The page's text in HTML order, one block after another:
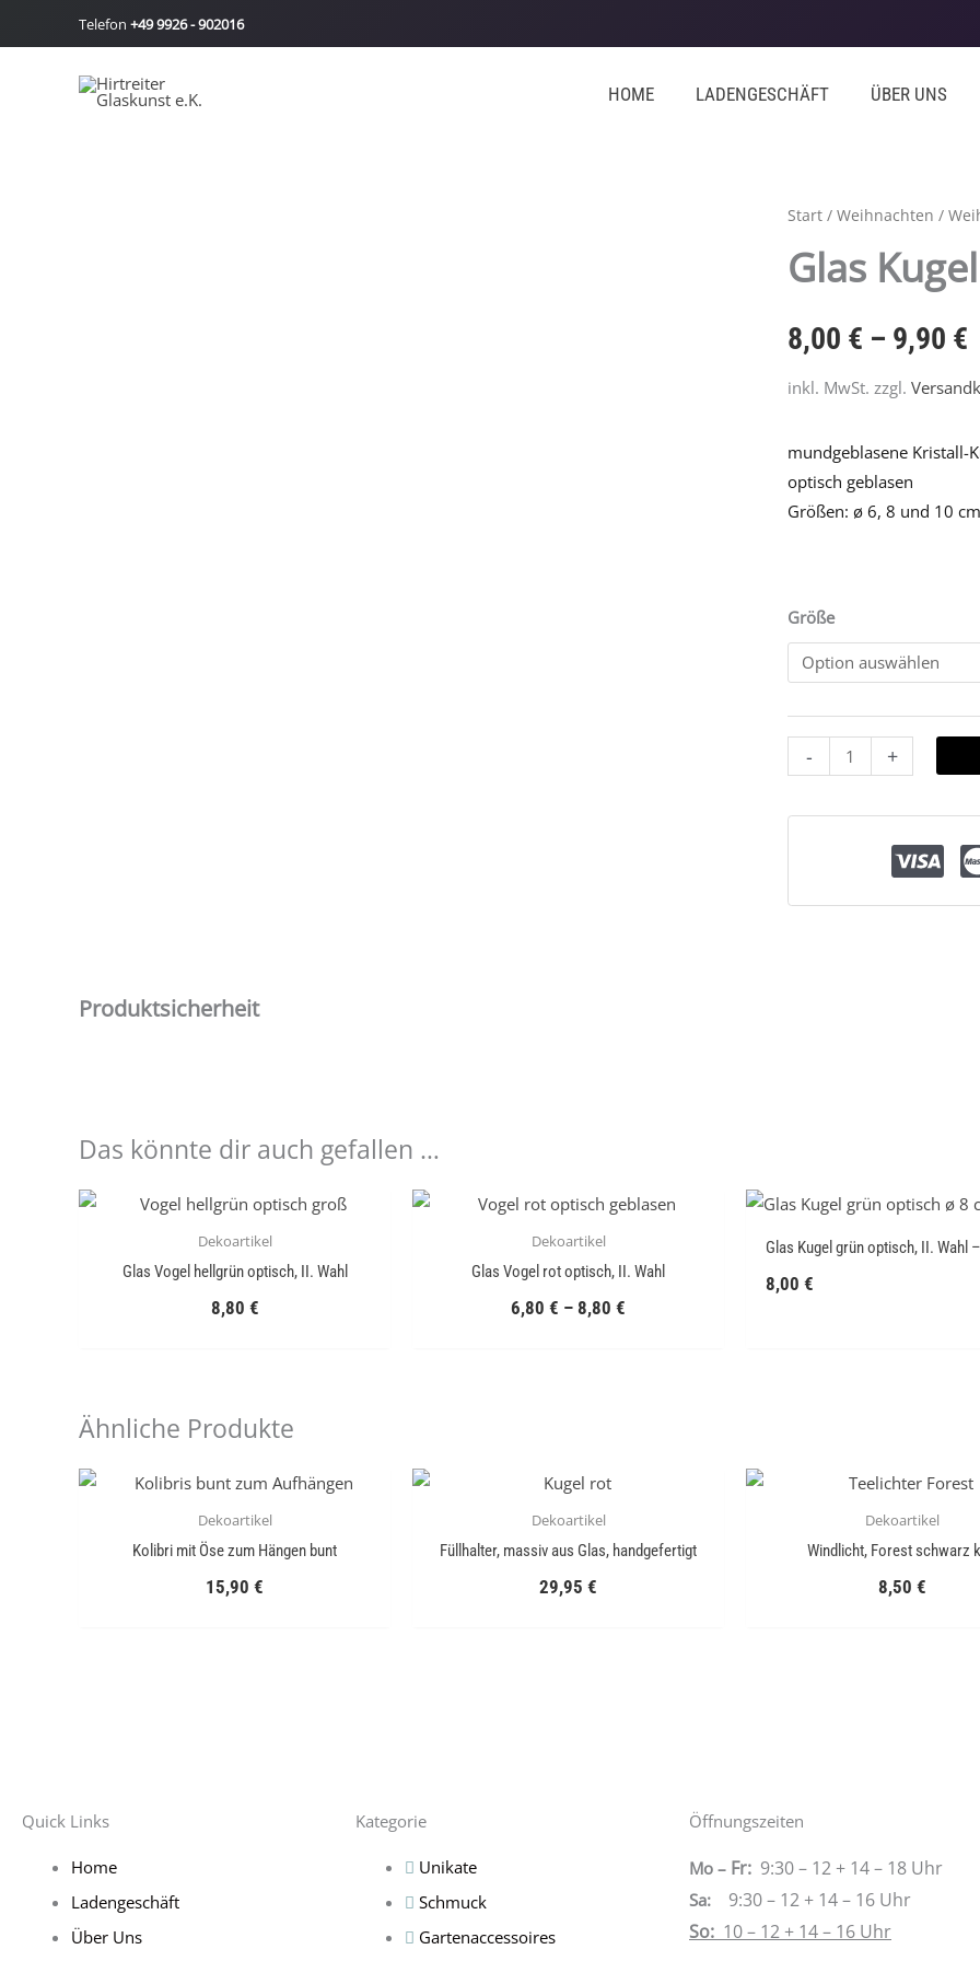
Inhalt
Telefon +49 9926 - 902016
HOME LADENGESCHÄFT ÜBER UNS
Start / Weihnachten /
Glas
8,00 € – 9,90 €
inkl. MwSt. zzgl.
mundgeblasene Kristall-
optisch geblasen
Größen: ø 6, 8 und 10 cm
Größe
-
Glas
rot
II.
Menge
+
Produktsicherheit
Das könnte dir auch gefallen …
Dekoartikel
Glas Vogel hellgrün optisch, II. Wahl
8,80 €
Dekoartikel
Glas Vogel rot optisch, II. Wahl
6,80 € – 8,80 €
Glas Kugel grün optisch, II. Wahl
8,00 €
Ähnliche Produkte
Dekoartikel
Kolibri mit Öse zum Hängen bunt
15,90 €
Dekoartikel
Füllhalter, massiv aus Glas, handgefertigt
29,95 €
Dekoartikel
Windlicht, Forest schwarz
8,50 €
Quick Links
Home
Ladengeschäft
Über Uns
Kategorie
Unikate
Schmuck
Gartenaccessoires
Öffnungszeiten
Mo – Fr: 9:30 – 12 + 14 – 18 Uhr
Sa: 9:30 – 12 + 14 – 16 Uhr
So: 10 – 12 + 14 – 16 Uhr